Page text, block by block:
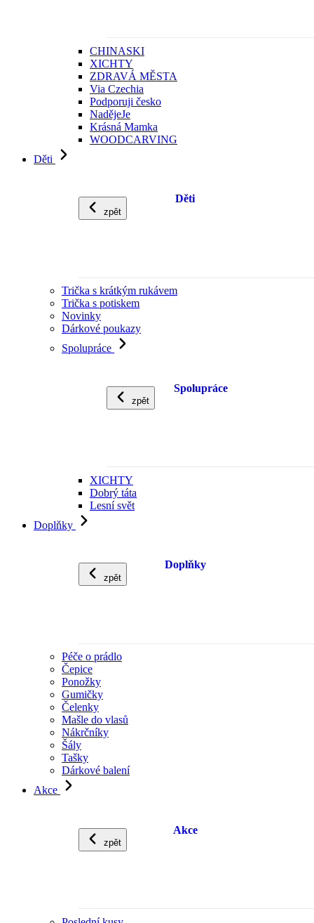
CHINASKI
XICHTY
ZDRAVÁ MĚSTA
Via Czechia
Podporuji česko
NadějeJe
Krásná Mamka
WOODCARVING
Děti
zpět
Děti
Trička s krátkým rukávem
Trička s potiskem
Novinky
Dárkové poukazy
Spolupráce
zpět
Spolupráce
XICHTY
Dobrý táta
Lesní svět
Doplňky
zpět
Doplňky
Péče o prádlo
Čepice
Ponožky
Gumičky
Čelenky
Mašle do vlasů
Nákrčníky
Šály
Tašky
Dárkové balení
Akce
zpět
Akce